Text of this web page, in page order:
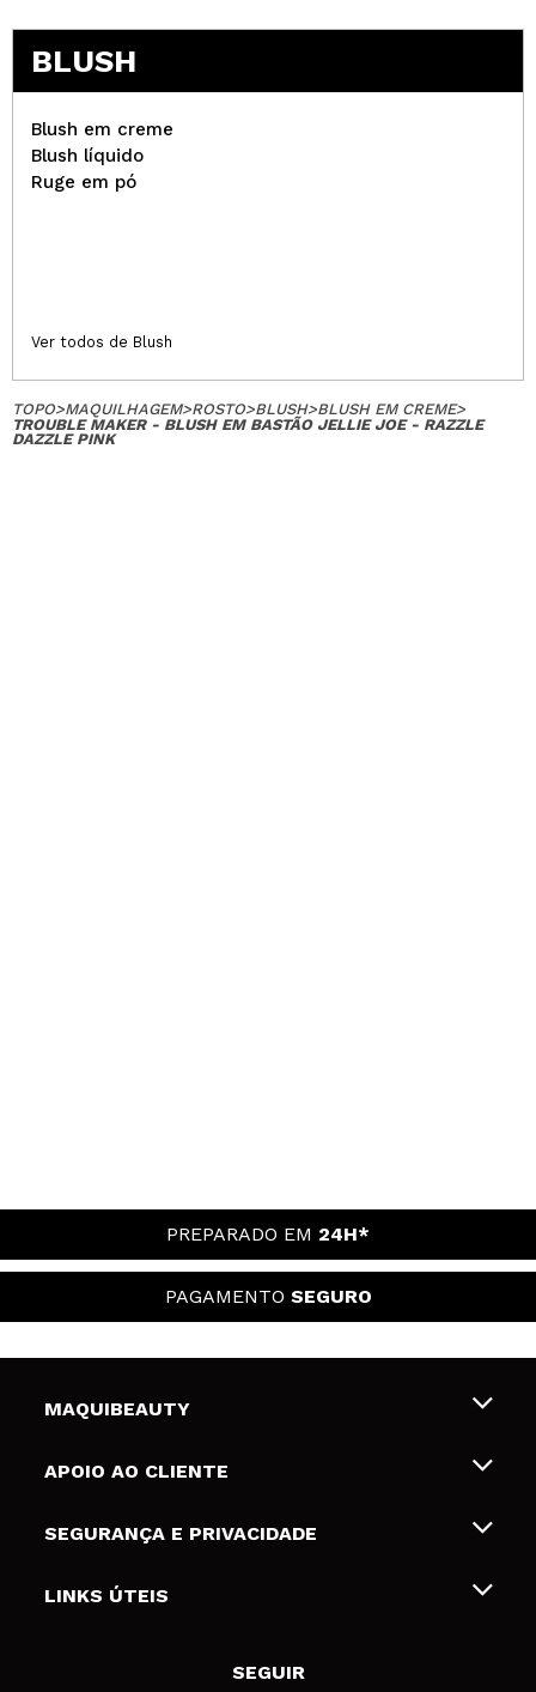
BLUSH
Blush em creme
Blush líquido
Ruge em pó
Ver todos de Blush
TOPO>MAQUILHAGEM>ROSTO>BLUSH>BLUSH EM CREME>
TROUBLE MAKER - BLUSH EM BASTÃO JELLIE JOE - RAZZLE
DAZZLE PINK
PREPARADO EM 24H*
PAGAMENTO SEGURO
MAQUIBEAUTY
Sobre nós
Gift Cards
APOIO AO CLIENTE
Envios e Devoluções
Formas de pagamento
SEGURANÇA E PRIVACIDADE
Termos e Privacidade
LINKS ÚTEIS
SEGUIR